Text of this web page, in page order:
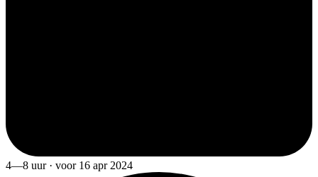
4—8 uur · voor 16 apr 2024